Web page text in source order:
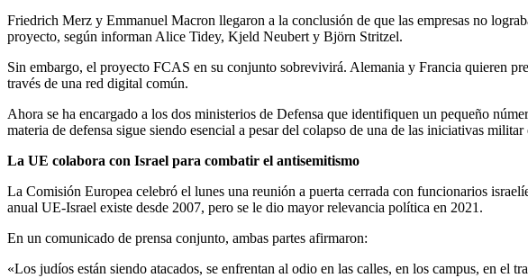
Friedrich Merz y Emmanuel Macron llegaron a la conclusión de que las empresas no
proyecto, según informan Alice Tidey, Kjeld Neubert y Björn Stritzel.
Sin embargo, el proyecto FCAS en su conjunto sobrevivirá. Alemania y Francia quieren
través de una red digital común.
Ahora se ha encargado a los dos ministerios de Defensa que identifiquen un pequeño
materia de defensa sigue siendo esencial a pesar del colapso de una de las iniciativas
La UE colabora con Israel para combatir el antisemitismo
La Comisión Europea celebró el lunes una reunión a puerta cerrada con funcionarios
anual UE-Israel existe desde 2007, pero se le dio mayor relevancia política en 2021.
En un comunicado de prensa conjunto, ambas partes afirmaron:
«Los judíos están siendo atacados, se enfrentan al odio en las calles, en los campus, en